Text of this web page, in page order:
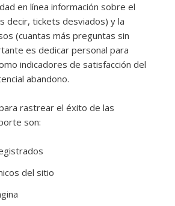
en línea información sobre el
decir, tickets desviados) y la
(cuantas más preguntas sin
es dedicar personal para
indicadores de satisfacción del
abandono.
rastrear el éxito de las
son:
del sitio